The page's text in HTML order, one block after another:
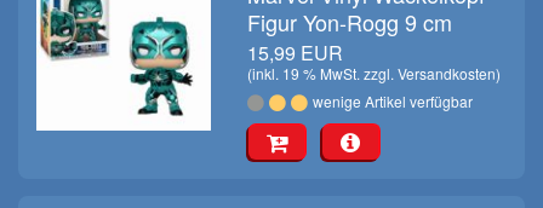
Figur Yon-Rogg 9 cm
15,99 EUR
(inkl. 19 % MwSt. zzgl.Versandkosten)
wenige Artikel verfügbar